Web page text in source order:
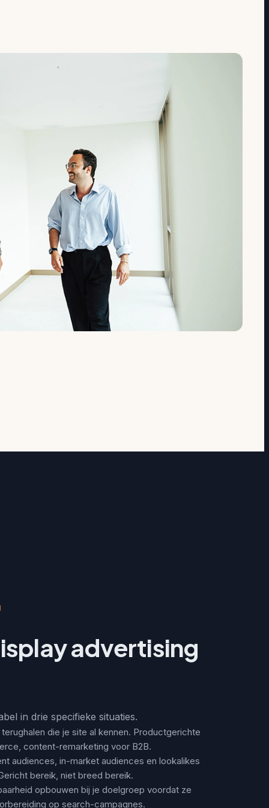
advertising
in drie specifieke situaties.
die je site al kennen. Productgerichte
content-remarketing voor B2B.
audiences, in-market audiences en lookalikes
bereik, niet breed bereik.
opbouwen bij je doelgroep voordat ze
op search-campagnes.